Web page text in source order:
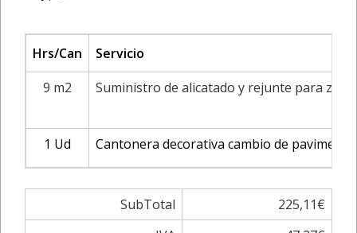
Hrs/Can
Servicio
9 m2
Suministro de alicatado y rejunte para
1 Ud Cantonera decorativa cambio de pavimento
SubTotal
225,11€